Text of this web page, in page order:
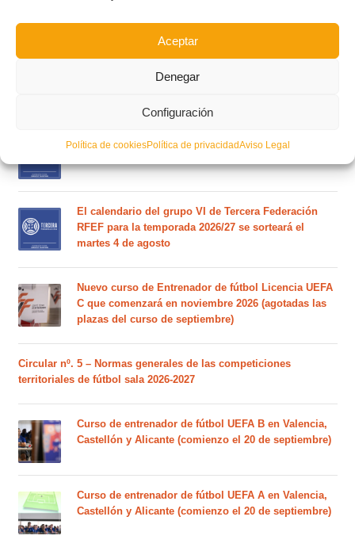
Aceptar
Denegar
Configuración
Política de cookiesPolítica de privacidadAviso Legal
Circular nº. 6 – Fase Autonómica de la Copa Federación
Federación RFEF para la temporada 2026/2027
Este es el grupo de la Lliga Autonòmica Juvenil de
El calendario del grupo VI de Tercera Federación
RFEF para la temporada 2026/27 se sorteará el
martes 4 de agosto
Nuevo curso de Entrenador de fútbol Licencia UEFA
C que comenzará en noviembre 2026 (agotadas las
plazas del curso de septiembre)
Circular nº. 5 – Normas generales de las competiciones
territoriales de fútbol sala 2026-2027
Curso de entrenador de fútbol UEFA B en Valencia,
Castellón y Alicante (comienzo el 20 de septiembre)
Curso de entrenador de fútbol UEFA A en Valencia,
Castellón y Alicante (comienzo el 20 de septiembre)